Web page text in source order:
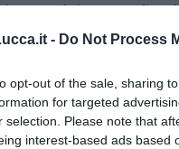
- Do Not Process
opt-out of the sale, sharing
for targeted
selection. Please note that
interest-based ads based
a tenerle in mano
di picche. Si dice «
è ritenuto o considerato
società. Invece, basta una
che possono sostituire
tutti i due di picche del
sono le “riperdite”.